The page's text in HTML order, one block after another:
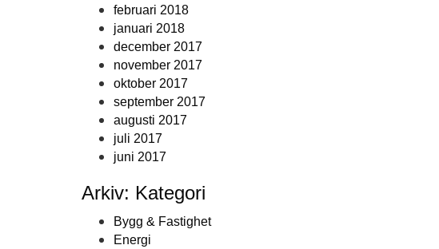
februari 2018
januari 2018
december 2017
november 2017
oktober 2017
september 2017
augusti 2017
juli 2017
juni 2017
Arkiv: Kategori
Bygg & Fastighet
Energi